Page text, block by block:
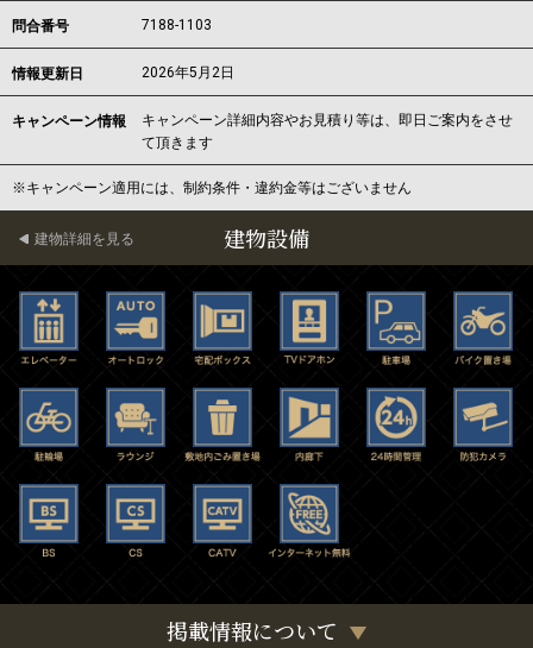
問合番号 7188-1103
情報更新日 2026年5月2日
キャンペーン情報
キャンペーン詳細内容やお見積り等は、即日ご案内をさせ
て頂きます
※キャンペーン適用には、制約条件・違約金等はございません
建物設備
建物詳細を見る
掲載情報について